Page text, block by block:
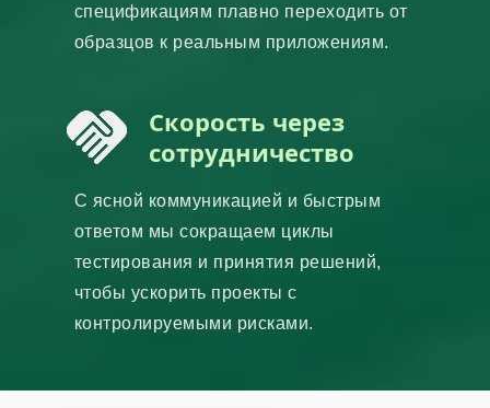
спецификациям плавно переходить от
образцов к реальным приложениям.
Скорость через
сотрудничество
С ясной коммуникацией и быстрым
ответом мы сокращаем циклы
тестирования и принятия решений,
чтобы ускорить проекты с
контролируемыми рисками.